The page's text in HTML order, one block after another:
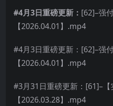
#4月3日重磅更新： [62]–强
【2026.04.01】.mp4
#4月3日重磅更新：[62]–强
【2026.04.01】.mp4
#3月31日重磅更新：[61]–
【2026.03.28】.mp4